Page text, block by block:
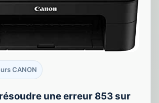
CANON
une erreur 853 sur